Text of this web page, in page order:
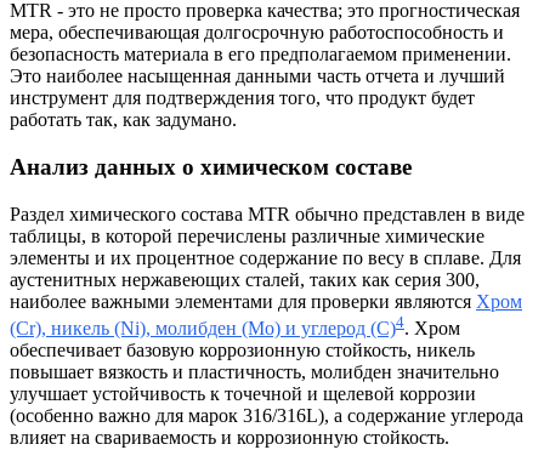
MTR - это не просто проверка качества; это прогностическая
мера, обеспечивающая долгосрочную работоспособность и
безопасность материала в его предполагаемом применении.
Это наиболее насыщенная данными часть отчета и лучший
инструмент для подтверждения того, что продукт будет
работать так, как задумано.
Анализ данных о химическом составе
Раздел химического состава MTR обычно представлен в виде
таблицы, в которой перечислены различные химические
элементы и их процентное содержание по весу в сплаве. Для
аустенитных нержавеющих сталей, таких как серия 300,
наиболее важными элементами для проверки являются Хром
(Cr), никель (Ni), молибден (Mo) и углерод (C)4. Хром
обеспечивает базовую коррозионную стойкость, никель
повышает вязкость и пластичность, молибден значительно
улучшает устойчивость к точечной и щелевой коррозии
(особенно важно для марок 316/316L), а содержание углерода
влияет на свариваемость и коррозионную стойкость.